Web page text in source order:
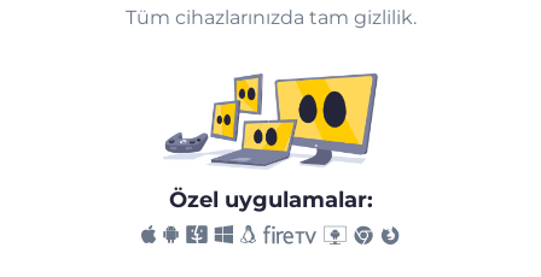
Tüm cihazlarınızda tam gizlilik.
Özel uygulamalar: